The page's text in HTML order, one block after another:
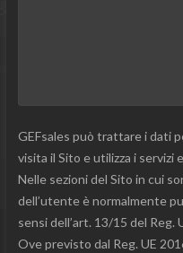
GEFsales può trattare i dati
visita il Sito e utilizza i servizi
Nelle sezioni del Sito in cui
dell’utente è normalmente
sensi dell’art. 13/15 del Reg.
Ove previsto dal Reg. UE